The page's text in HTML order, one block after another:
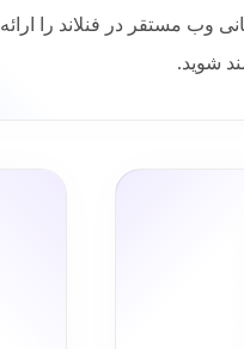
وب مستقر در فنلاند را ارائه
شوید.